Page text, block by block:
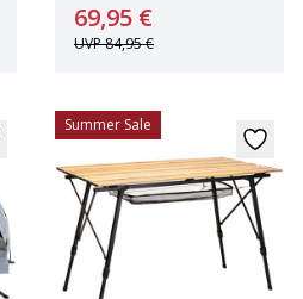
Pitea SUV
69,95 €
UVP84,95 €
Summer Sale